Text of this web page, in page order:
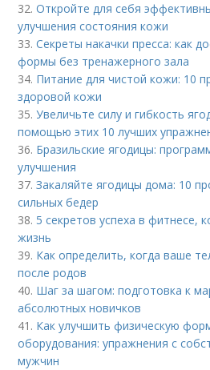
32.Откройте для себя
улучшения состояния кожи
33.Секреты накачки пресса: как
формы без тренажерного зала
34. Питание для чистой кожи: 10
здоровой кожи
35.Увеличьте силу и гибкость
помощью этих 10 лучших
36. Бразильские ягодицы:
улучшения
37.Закаляйте ягодицы дома: 10
сильных бедер
38. 5 секретов успеха в фитнесе,
жизнь
39. Как определить, когда ваше
после родов
40. Шаг за шагом: подготовка к
абсолютных новичков
41. Как улучшить физическую
оборудования: упражнения с
мужчин